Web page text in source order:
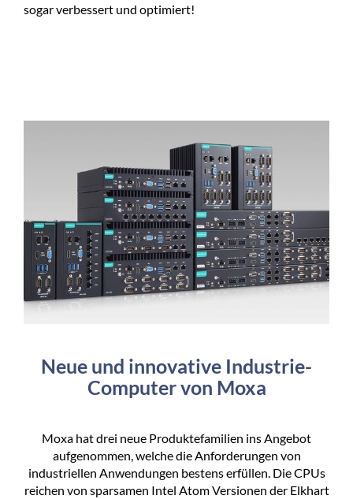
sogar verbessert und optimiert!
Neue und innovative Industrie-
Computer von Moxa
Moxa hat drei neue Produktefamilien ins Angebot
aufgenommen, welche die Anforderungen von
industriellen Anwendungen bestens erfüllen. Die CPUs
reichen von sparsamen Intel Atom Versionen der Elkhart